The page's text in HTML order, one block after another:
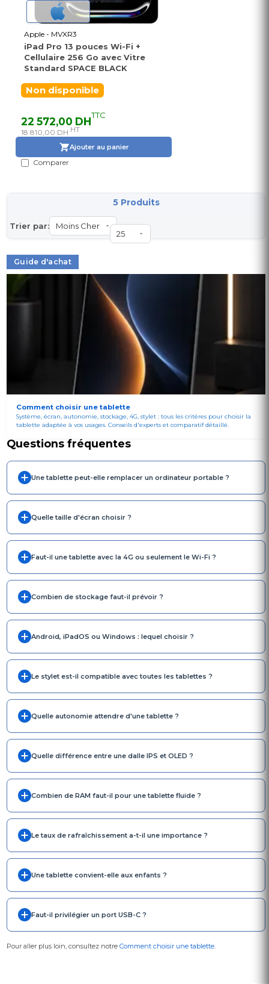
Apple - MVXR3
iPad Pro 13 pouces Wi-Fi +
Cellulaire 256 Go avec Vitre
Standard SPACE BLACK
Non disponible
22 572,00 DHTTC
18 810,00 DH HT
Ajouter au panier
Comparer
Trier par:
5 Produits
Guide d'achat
Comment choisir une tablette
Système, écran, autonomie, stockage, 4G, stylet : tous les critères pour choisir la
tablette adaptée à vos usages. Conseils d'experts et comparatif détaillé.
Questions fréquentes
Une tablette peut-elle remplacer un ordinateur portable ?
Quelle taille d'écran choisir ?
Faut-il une tablette avec la 4G ou seulement le Wi-Fi ?
Combien de stockage faut-il prévoir ?
Android, iPadOS ou Windows : lequel choisir ?
Le stylet est-il compatible avec toutes les tablettes ?
Quelle autonomie attendre d'une tablette ?
Quelle différence entre une dalle IPS et OLED ?
Combien de RAM faut-il pour une tablette fluide ?
Le taux de rafraîchissement a-t-il une importance ?
Une tablette convient-elle aux enfants ?
Faut-il privilégier un port USB-C ?
Pour aller plus loin, consultez notre Comment choisir une tablette.